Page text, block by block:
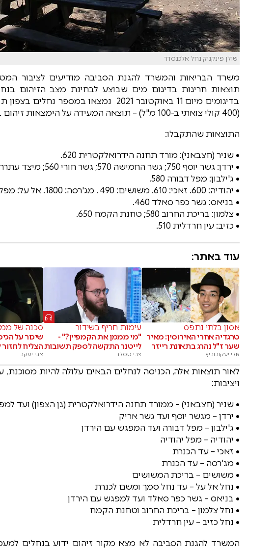
שולן פינקניק נחל אלכנסדר
משרד הבריאות והמשרד להגנת הסביבה מודיעים לציבור
תוצאות חריגות בדיגום מים שבוצע לבחינת מצב הזיהום
בדיגומים מיום 11 באוקטובר 2021 נמצאו
(400 קולי צואתי ב-100 מ"ל) – תוצאה המעידה על הימצאות זיהום במים.
התוצאות שהתקבלו:
• שניר (חצבאני): מורד תחנה הידרואלקטרית 620.
• ירדן: גשר יוסף 750; גשר החמישה 570; גשר חורי 560; מיצד עתרת 550; גשר אריק 620.
• ג'ילבון: מפל דבורה 580.
• יהודיה: 600. זאכי: 610. משושים: 490 . מג'רסה: 1800. אל על: מפל שחור: 1,900
• בניאס: גשר כפר סאלד 460.
• צלמון: בריכת החרוב 580; טחנת הקמח 650.
• כזיב: עין חרדלית 510.
עוד באתר:
אסון בלתי נתפס
טרגדיה אחרי האירוסין: מאיר
שער ז"ל נהרג בתאונת רייזר
אלי יעקובוביץ
עימות חריף בשידור
"מי מממן את הקמפיין?" -
לייטנר התקשה לספק תשובות
צבי טסלר
סכנה של
שיכור על
הצליח לחזור
אבי יעקב
לאור תוצאות אלה, הכניסה לנחלים הבאים עלולה להיות מסוכנת,
ויציבות:
• שניר (חצבאני) – ממורד תחנה הידרואלקטרית (גן הצפון) ועד
• ירדן – מגשר יוסף ועד גשר אריק
• ג'ילבון – מפל דבורה ועד המפגש עם הירדן
• יהודיה – מפל יהודיה
• זאכי – עד הכנרת
• מג'רסה – עד הכנרת
• משושים – בריכת המשושים
• נחל אל על – עד נחל סמך ומשם לכנרת
• בניאס – גשר כפר סאלד ועד למפגש עם הירדן
• נחל צלמון – בריכת החרוב וטחנת הקמח
• נחל כזיב – עין חרדלית
המשרד להגנת הסביבה לא מצא מקור זיהום ידוע בנחלים